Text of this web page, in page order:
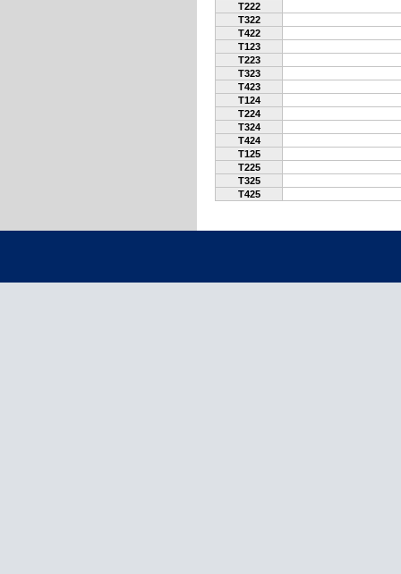
T222
T322
T422
T123
T223
T323
T423
T124
T224
T324
T424
T125
T225
T325
T425